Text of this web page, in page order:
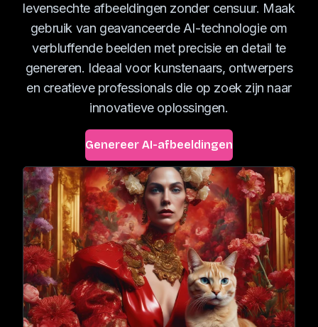
levensechte afbeeldingen zonder censuur. Maak
gebruik van geavanceerde AI-technologie om
verbluffende beelden met precisie en detail te
genereren. Ideaal voor kunstenaars, ontwerpers
en creatieve professionals die op zoek zijn naar
innovatieve oplossingen.
Genereer AI-afbeeldingen